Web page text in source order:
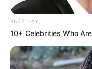
BUZZ DAY
10+ Celebrities Who